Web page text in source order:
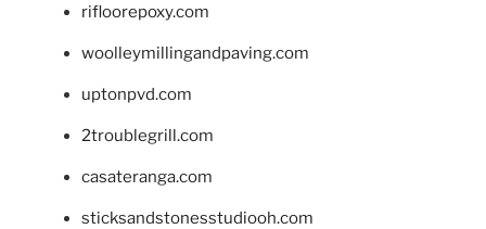
rifloorepoxy.com
woolleymillingandpaving.com
uptonpvd.com
2troublegrill.com
casateranga.com
sticksandstonesstudiooh.com